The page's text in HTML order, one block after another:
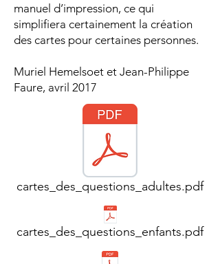
manuel d’impression, ce qui
simplifiera certainement la création
des cartes pour certaines personnes.
Muriel Hemelsoet et Jean-Philippe
Faure, avril 2017
cartes_des_questions_adultes.pdf
cartes_des_questions_enfants.pdf